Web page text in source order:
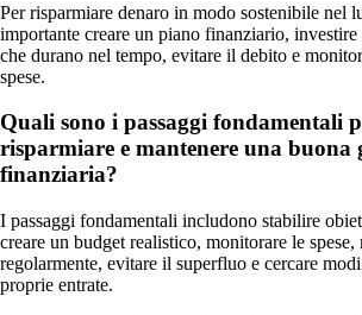
Per risparmiare denaro in modo sostenibile nel
importante creare un piano finanziario,
che durano nel tempo, evitare il debito e
spese.
Quali sono i passaggi fondamentali
risparmiare e mantenere una buona
finanziaria?
I passaggi fondamentali includono stabilire
creare un budget realistico, monitorare le spese,
regolarmente, evitare il superfluo e cercare
proprie entrate.